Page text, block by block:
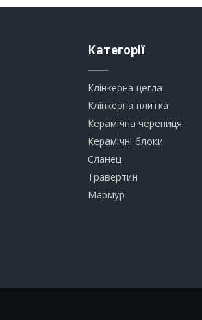
Категорії
Клінкерна цегла
​Клінкерна плитка
​Керамічна черепиця
​Керамічні блоки
​Сланец
Травертин​
​Мармур